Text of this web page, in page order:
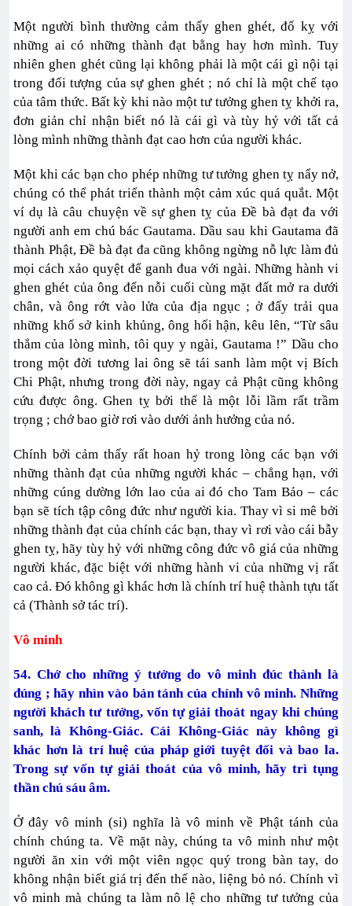
Một người bình thường cảm thấy ghen ghét, đố kỵ với
những ai có những thành đạt bằng hay hơn mình. Tuy
nhiên ghen ghét cũng lại không phải là một cái gì nội tại
trong đối tượng của sự ghen ghét ; nó chỉ là một chế tạo
của tâm thức. Bất kỳ khi nào một tư tưởng ghen tỵ khởi ra,
đơn giản chỉ nhận biết nó là cái gì và tùy hỷ với tất cả
lòng mình những thành đạt cao hơn của người khác.
Một khi các bạn cho phép những tư tưởng ghen tỵ nẩy nở,
chúng có thể phát triển thành một cảm xúc quá quắt. Một
ví dụ là câu chuyện về sự ghen tỵ của Đề bà đạt đa với
người anh em chú bác Gautama. Dầu sau khi Gautama đã
thành Phật, Đề bà đạt đa cũng không ngừng nỗ lực làm đủ
mọi cách xảo quyệt để ganh đua với ngài. Những hành vi
ghen ghét của ông đến nỗi cuối cùng mặt đất mở ra dưới
chân, và ông rớt vào lửa của địa ngục ; ở đấy trải qua
những khổ sở kinh khủng, ông hối hận, kêu lên, “Từ sâu
thẳm của lòng mình, tôi quy y ngài, Gautama !” Dầu cho
trong một đời tương lai ông sẽ tái sanh làm một vị Bích
Chi Phật, nhưng trong đời này, ngay cả Phật cũng không
cứu được ông. Ghen tỵ bởi thế là một lỗi lầm rất trầm
trọng ; chớ bao giờ rơi vào dưới ảnh hưởng của nó.
Chính bởi cảm thấy rất hoan hỷ trong lòng các bạn với
những thành đạt của những người khác – chẳng hạn, với
những cúng dường lớn lao của ai đó cho Tam Bảo – các
bạn sẽ tích tập công đức như người kia. Thay vì si mê bởi
những thành đạt của chính các bạn, thay vì rơi vào cái bẫy
ghen tỵ, hãy tùy hỷ với những công đức vô giá của những
người khác, đặc biệt với những hành vi của những vị rất
cao cả. Đó không gì khác hơn là chính trí huệ thành tựu tất
cả (Thành sở tác trí).
Vô minh
54. Chớ cho những ý tưởng do vô minh đúc thành là
đúng ; hãy nhìn vào bản tánh của chính vô minh. Những
người khách tư tưởng, vốn tự giải thoát ngay khi chúng
sanh, là Không-Giác. Cái Không-Giác này không gì
khác hơn là trí huệ của pháp giới tuyệt đối và bao la.
Trong sự vốn tự giải thoát của vô minh, hãy trì tụng
thần chú sáu âm.
Ở đây vô minh (si) nghĩa là vô minh về Phật tánh của
chính chúng ta. Về mặt này, chúng ta vô minh như một
người ăn xin với một viên ngọc quý trong bàn tay, do
không nhận biết giá trị đến thế nào, liệng bỏ nó. Chính vì
vô minh mà chúng ta làm nô lệ cho những tư tưởng của